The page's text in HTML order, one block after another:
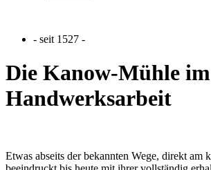
- seit 1527 -
Die Kanow-Mühle
Handwerksarbeit
Etwas abseits der bekannten Wege, direkt